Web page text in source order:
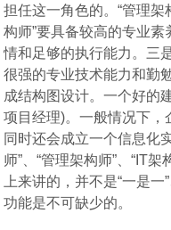
担任这一角色的。“管理
构师”要具备较高的专业
情和足够的执行能力。三
很强的专业技术能力和勤
成结构图设计。一个好的
项目经理)。一般情况下
同时还会成立一个信息化
师”、“管理架构师”、“IT
上来讲的，并不是“一是
功能是不可缺少的。